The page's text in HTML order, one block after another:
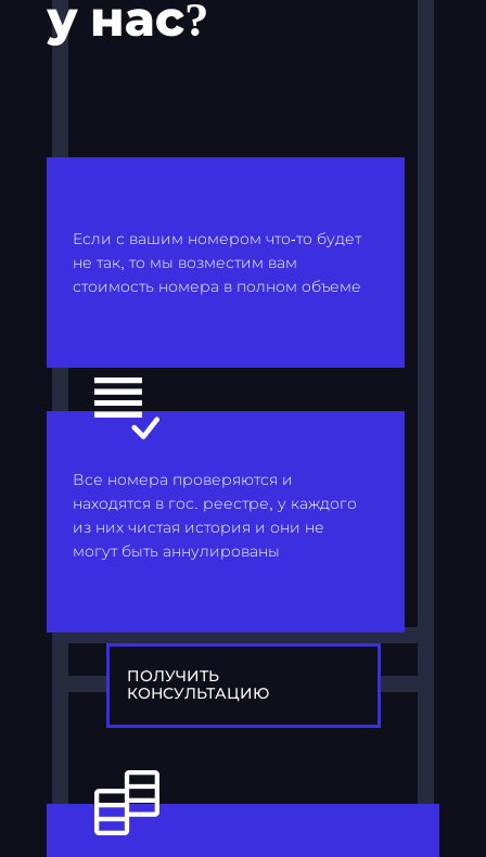
у нас?
Если с вашим номером что-то будет
не так, то мы возместим вам
стоимость номера в полном объеме
Все номера проверяются и
находятся в гос. реестре, у каждого
из них чистая история и они не
могут быть аннулированы
ПОЛУЧИТЬ
КОНСУЛЬТАЦИЮ